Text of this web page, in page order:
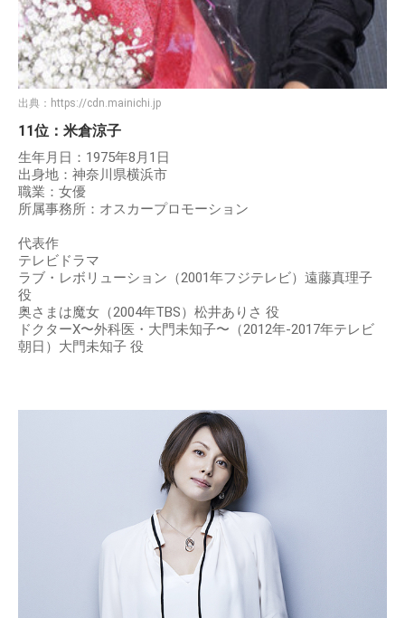
出典： https://cdn.mainichi.jp
11位：米倉涼子
生年月日：1975年8月1日
出身地：神奈川県横浜市
職業：女優
所属事務所：オスカープロモーション
代表作
テレビドラマ
ラブ・レボリューション（2001年フジテレビ）遠藤真理子
役
奥さまは魔女（2004年TBS）松井ありさ 役
ドクターX〜外科医・大門未知子〜（2012年-2017年テレビ
朝日）大門未知子 役